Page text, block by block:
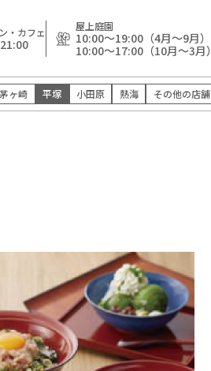
・カフェ 屋上庭園
10:00～19:00（4月～9月）
10:00～17:00（10月～3月）
茅ヶ崎 平塚 小田原 熱海 その他の店舗